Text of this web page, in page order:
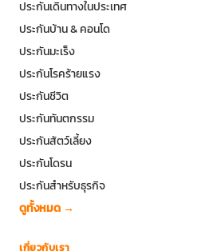
ประกันเดินทางในประเทศ
ประกันบ้าน & คอนโด
ประกันมะเร็ง
ประกันโรคร้ายแรง
ประกันชีวิต
ประกันทันตกรรม
ประกันสัตว์เลี้ยง
ประกันโดรน
ประกันสำหรับธุรกิจ
ดูทั้งหมด →
เกี่ยวกับเรา